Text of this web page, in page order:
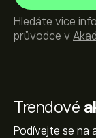
Trendové
Podívejte se na
Hledáte vice
průvodce v